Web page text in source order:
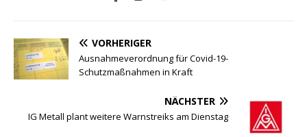
VORHERIGER
Ausnahmeverordnung für Covid-19-
Schutzmaßnahmen in Kraft
NÄCHSTER
IG Metall plant weitere Warnstreiks am Dienstag